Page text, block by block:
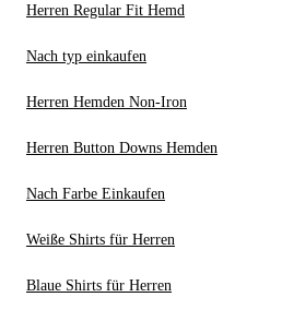
Herren Regular Fit Hemd
Nach typ einkaufen
Herren Hemden Non-Iron
Herren Button Downs Hemden
Nach Farbe Einkaufen
Weiße Shirts für Herren
Blaue Shirts für Herren